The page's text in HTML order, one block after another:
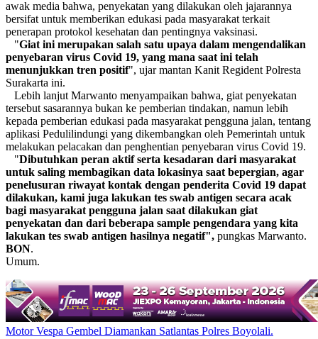
awak media bahwa, penyekatan yang dilakukan oleh jajarannya
bersifat untuk memberikan edukasi pada masyarakat terkait
penerapan protokol kesehatan dan pentingnya vaksinasi.
"Giat ini merupakan salah satu upaya dalam mengendalikan
penyebaran virus Covid 19, yang mana saat ini telah
menunjukkan tren positif", ujar mantan Kanit Regident Polresta
Surakarta ini.
Lebih lanjut Marwanto menyampaikan bahwa, giat penyekatan
tersebut sasarannya bukan ke pemberian tindakan, namun lebih
kepada pemberian edukasi pada masyarakat pengguna jalan, tentang
aplikasi Pedulilindungi yang dikembangkan oleh Pemerintah untuk
melakukan pelacakan dan penghentian penyebaran virus Covid 19.
"Dibutuhkan peran aktif serta kesadaran dari masyarakat
untuk saling membagikan data lokasinya saat bepergian, agar
penelusuran riwayat kontak dengan penderita Covid 19 dapat
dilakukan, kami juga lakukan tes swab antigen secara acak
bagi masyarakat pengguna jalan saat dilakukan giat
penyekatan dan dari beberapa sample pengendara yang kita
lakukan tes swab antigen hasilnya negatif", pungkas Marwanto.
BON.
Umum.
Motor Vespa Gembel Diamankan Satlantas Polres Boyolali.